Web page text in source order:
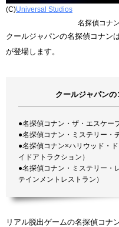
(C)Universal Studios
名探偵コナ
クールジャパンの名探偵コナン
が登場します。
クールジャパン
●名探偵コナン・ザ・エスケー
●名探偵コナン・ミステリー・
●名探偵コナン×ハリウッド・
イドアトラクション）
●名探偵コナン・ミステリー・
テインメントレストラン）
リアル脱出ゲームの名探偵コナ